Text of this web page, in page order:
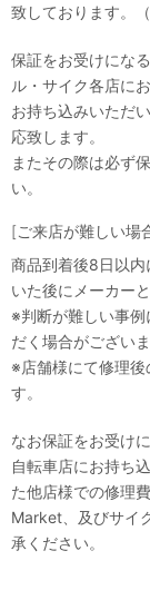
致しております。
保証をお受けにな
ル・サイク各店に
お持ち込みいただ
応致します。
またその際は必ず
い。
[ご来店が難しい場
商品到着後8日以
いた後にメーカー
※判断が難しい事例
だく場合がございま
※店舗様にて修理後
す。
なお保証をお受け
自転車店にお持ち
た他店様での修理
Market、及びサイ
承ください。